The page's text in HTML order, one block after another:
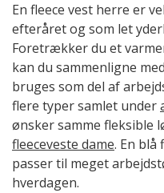
En fleece vest herre er
efteråret og som let
Foretrækker du et
kan du sammenligne
bruges som del af
flere typer samlet under
ønsker samme fleksible
fleeceveste dame. En
passer til meget
hverdagen.